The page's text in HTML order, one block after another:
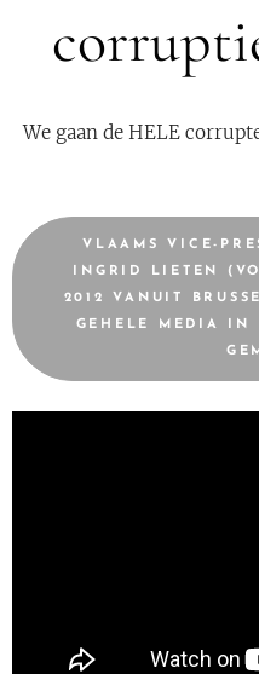
We gaan de HELE
VLAAMS VICE-
INGRID LIETEN
2012 VANUIT
GEHELE MEDIA IN